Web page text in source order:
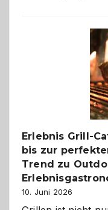
Erlebnis Grill-
bis zur
Trend zu
10. Juni 2026